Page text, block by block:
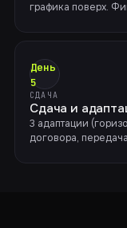
графика поверх.
День
5
СДАЧА
Сдача и
3 адаптации
договора,